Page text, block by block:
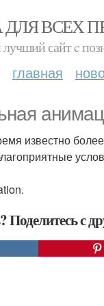
ДЛЯ ВСЕХ
сайт c
главная
известно
Поделитесь с